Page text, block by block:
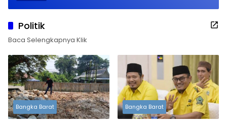
Politik
Baca Selengkapnya Klik
Bangka Barat Bangka Barat